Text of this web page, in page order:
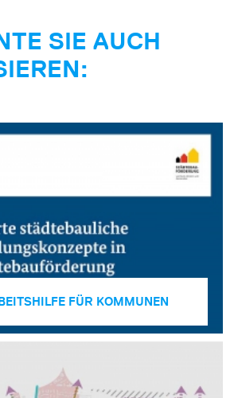
SIE AUCH
FÜR KOMMUNEN